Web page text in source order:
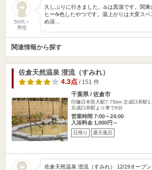
50代～
男性
久しぶりに行きました。♨️は黒湯です。関東
ヒー☕色したやつです。湯上がりは大変ス
め浴…
関連情報から探す
佐倉天然温泉 澄流（すみれ）
4.3点/ 151 件
千葉県 / 佐倉市
印旛日本医大駅7.75km 京成臼井駅
京成臼井駅より車で6分
営業時間 7:00～24:00
入浴料金 1,000円～
日帰り 露天風呂
佐倉天然温泉 澄流（すみれ） 12/19オープ